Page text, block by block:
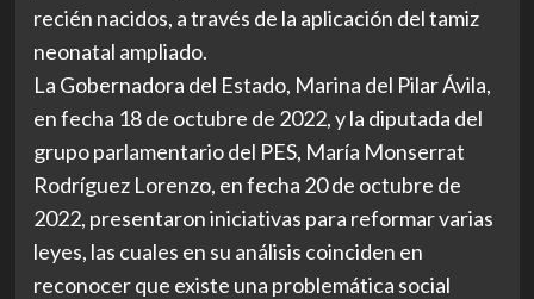
recién nacidos, a través de la aplicación del tamiz
neonatal ampliado.
La Gobernadora del Estado, Marina del Pilar Ávila,
en fecha 18 de octubre de 2022, y la diputada del
grupo parlamentario del PES, María Monserrat
Rodríguez Lorenzo, en fecha 20 de octubre de
2022, presentaron iniciativas para reformar varias
leyes, las cuales en su análisis coinciden en
reconocer que existe una problemática social